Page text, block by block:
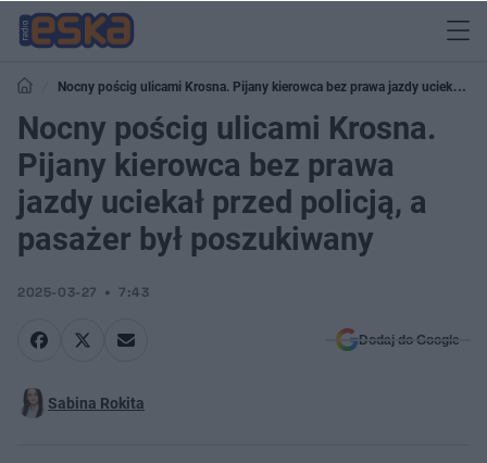
Nocny pościg ulicami Krosna. Pijany kierowca bez prawa jazdy uciekał
przed policją, a pasażer był poszukiwany
Nocny pościg ulicami Krosna.
Pijany kierowca bez prawa
jazdy uciekał przed policją, a
pasażer był poszukiwany
2025-03-27 7:43
Dodaj do Google
Sabina Rokita